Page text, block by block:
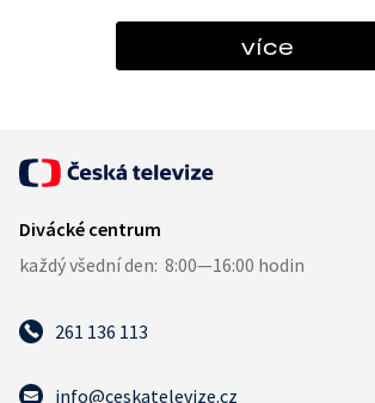
více
261 136 113
info@ceskatelevize.cz